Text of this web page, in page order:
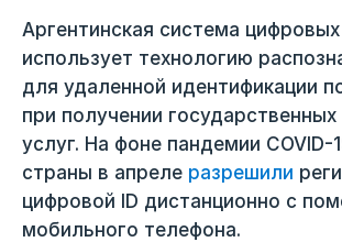
Аргентинская система
использует технологию
для удаленной идентификации
при получении государственных
услуг. На фоне пандемии COVID-
страны в апреле разрешили
цифровой ID дистанционно с
мобильного телефона.